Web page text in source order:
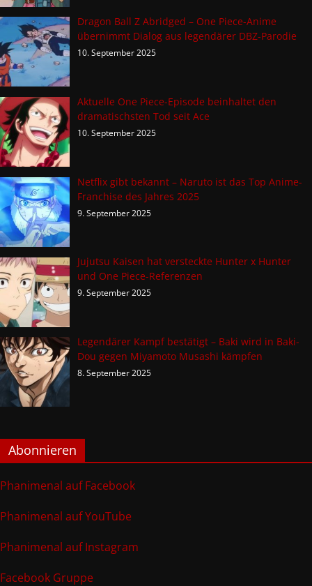
Dragon Ball Z Abridged – One Piece-Anime
übernimmt Dialog aus legendärer DBZ-Parodie
10. September 2025
Aktuelle One Piece-Episode beinhaltet den
dramatischsten Tod seit Ace
10. September 2025
Netflix gibt bekannt – Naruto ist das Top Anime-
Franchise des Jahres 2025
9. September 2025
Jujutsu Kaisen hat versteckte Hunter x Hunter
und One Piece-Referenzen
9. September 2025
Legendärer Kampf bestätigt – Baki wird in Baki-
Dou gegen Miyamoto Musashi kämpfen
8. September 2025
Abonnieren
Phanimenal auf Facebook
Phanimenal auf YouTube
Phanimenal auf Instagram
Facebook Gruppe